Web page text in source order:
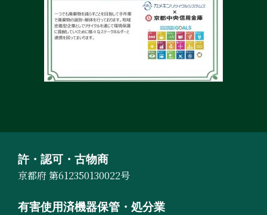
許・認可・古物商
京都府 第612350130022号
有害使用済機器保管・処分業